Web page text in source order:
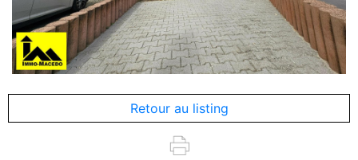
Retour au listing